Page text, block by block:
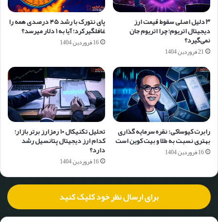
۳ دلیل اصلی سقوط قیمت ارز
دیجیتال اتریوم؛ چرا اتریوم جان
نمی‌گیرد؟
21 فروردین 1404
پای نتورک با رشد ۴۵ درصدی همه را
غافلگیر کرد؛ آیا به ۱ دلار می‎رسد؟
16 فروردین 1404
رابرت کیوساکی: نقره سرمایه گذاری
بهتری نسبت به طلا و بیت کوین است
16 فروردین 1404
تحلیل تکنیکال ۱۰ رمزارز برتر بازار؛
کدام ارز دیجیتال پتانسیل رشد
دارد؟
16 فروردین 1404
برای ارسال نظر خود کلیک کنید